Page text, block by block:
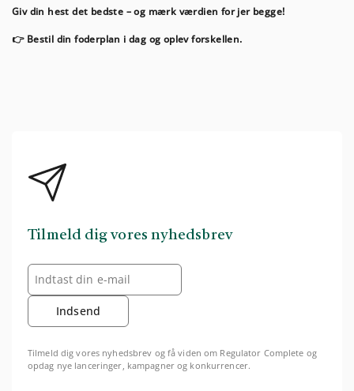
Giv din hest det bedste – og mærk værdien for jer begge!
👉 Bestil din foderplan i dag og oplev forskellen.
Tilmeld dig vores nyhedsbrev
Indsend
Tilmeld dig vores nyhedsbrev og få viden om Regulator Complete og
opdag nye lanceringer, kampagner og konkurrencer.